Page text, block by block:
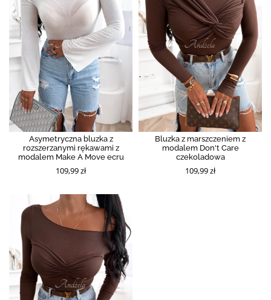
Asymetryczna bluzka z
rozszerzanymi rękawami z
modalem Make A Move ecru
109,99 zł
Bluzka z marszczeniem z
modalem Don't Care
czekoladowa
109,99 zł